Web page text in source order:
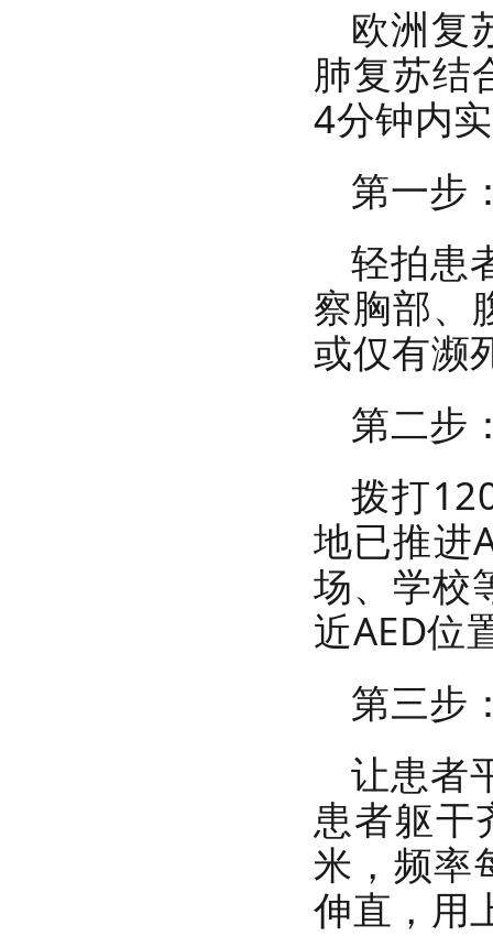
欧洲复
肺复苏结
4分钟内
第一步
轻拍患
察胸部、
或仅有濒
第二步
拨打
地已推进
场、学校
近AED位
第三步
让患者
患者躯干
米，频率
伸直，用